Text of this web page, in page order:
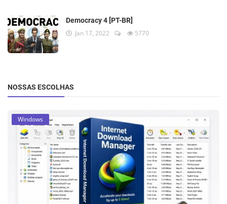
Democracy 4 [PT-BR]
Jan 17, 2022 5770
NOSSAS ESCOLHAS
Windows